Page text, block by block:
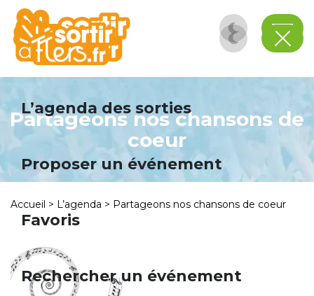
L’agenda des sorties
Proposer un événement
Favoris
Rechercher un événement
Partageons nos chansons de
coeur
Accueil > L’agenda > Partageons nos chansons de coeur
Panneau de gestion des cookies